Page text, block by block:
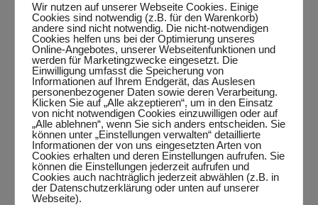
Zum Kalender hinzufügen
DETAILS
Datum:
November 16, 2025
Zeit:
12:00 Uhr - 14:00 Uhr
Wir nutzen auf unserer Webseite Cookies. Einige
Cookies sind notwendig (z.B. für den Warenkorb)
andere sind nicht notwendig. Die nicht-notwendigen
Cookies helfen uns bei der Optimierung unseres
Online-Angebotes, unserer Webseitenfunktionen und
werden für Marketingzwecke eingesetzt. Die
Einwilligung umfasst die Speicherung von
Informationen auf Ihrem Endgerät, das Auslesen
personenbezogener Daten sowie deren Verarbeitung.
Klicken Sie auf „Alle akzeptieren“, um in den Einsatz
von nicht notwendigen Cookies einzuwilligen oder auf
„Alle ablehnen“, wenn Sie sich anders entscheiden. Sie
können unter „Einstellungen verwalten“ detaillierte
Informationen der von uns eingesetzten Arten von
Cookies erhalten und deren Einstellungen aufrufen. Sie
können die Einstellungen jederzeit aufrufen und
Cookies auch nachträglich jederzeit abwählen (z.B. in
der Datenschutzerklärung oder unten auf unserer
Webseite).